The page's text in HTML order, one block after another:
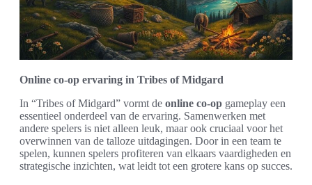
Online co-op ervaring in Tribes of Midgard
In “Tribes of Midgard” vormt de online co-op gameplay een
essentieel onderdeel van de ervaring. Samenwerken met
andere spelers is niet alleen leuk, maar ook cruciaal voor het
overwinnen van de talloze uitdagingen. Door in een team te
spelen, kunnen spelers profiteren van elkaars vaardigheden en
strategische inzichten, wat leidt tot een grotere kans op succes.